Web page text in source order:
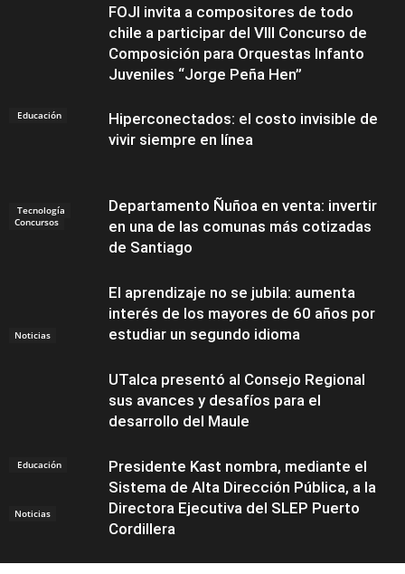
Educación
Concursos
FOJI invita a compositores de todo
chile a participar del VIII Concurso de
Composición para Orquestas Infanto
Juveniles “Jorge Peña Hen”
Tecnología
Hiperconectados: el costo invisible de
vivir siempre en línea
Noticias
Departamento Ñuñoa en venta: invertir
en una de las comunas más cotizadas
de Santiago
Educación
El aprendizaje no se jubila: aumenta
interés de los mayores de 60 años por
estudiar un segundo idioma
Noticias
UTalca presentó al Consejo Regional
sus avances y desafíos para el
desarrollo del Maule
Presidente Kast nombra, mediante el
Sistema de Alta Dirección Pública, a la
Directora Ejecutiva del SLEP Puerto
Cordillera